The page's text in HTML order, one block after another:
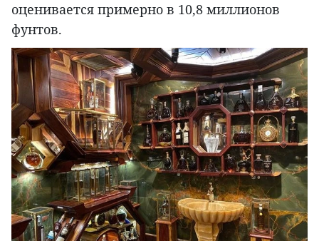
оценивается примерно в 10,8 миллионов
фунтов.